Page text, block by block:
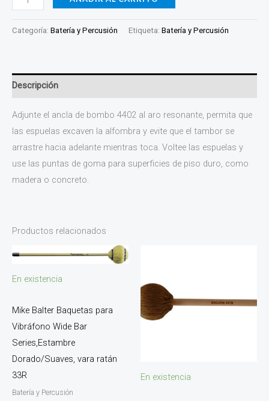
Categoría: Batería y Percusión Etiqueta: Batería y Percusión
Descripción
Adjunte el ancla de bombo 4402 al aro resonante, permita que
las espuelas excaven la alfombra y evite que el tambor se
arrastre hacia adelante mientras toca. Voltee las espuelas y
use las puntas de goma para superficies de piso duro, como
madera o concreto.
Productos relacionados
En existencia
Mike Balter Baquetas para
Vibráfono Wide Bar
Series,Estambre
Dorado/Suaves, vara ratán
33R
Batería y Percusión
En existencia